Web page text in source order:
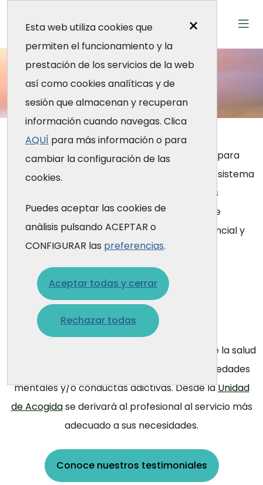
×
Esta web utiliza cookies que
permiten el funcionamiento y la
prestación de los servicios de la web
así como cookies analíticas y de
sesión que almacenan y recuperan
información cuando navegas. Clica
AQUÍ para más información o para
cambiar la configuración de las
cookies.
Puedes aceptar las cookies de
anàlisis pulsando ACEPTAR o
CONFIGURAR las preferencias.
Aceptar todas y cerrar
Rechazar todas
Asistencia
¿Qué hacemos?
¿Qué hacemos? Asistencia Individual
Nuestros servicios asistenciales son gratuitos para
todos los profesionales que forman parte del sistema
de salud y los estudiantes de Medicina. Podrás
acceder a través de la Unidad de Acogida, que
tratará tu caso de forma totalmente confidencial y
te dirigirá al recurso más adecuado según tus
necesidades.
Individual
Damos apoyo individual a los profesionales de la salud
que presentan malestar emocional, enfermedades
mentales y/o conductas adictivas. Desde laUnidad
de Acogidase derivará al profesional al servicio más
adecuado a sus necesidades.
Conoce nuestros testimoniales